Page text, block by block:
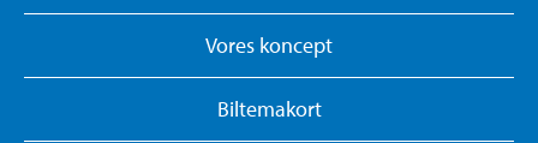
Vores koncept
Biltemakort